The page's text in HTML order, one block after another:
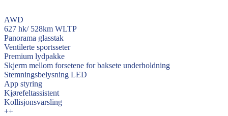
AWD
627 hk/ 528km WLTP
Panorama glasstak
Ventilerte sportsseter
Premium lydpakke
Skjerm mellom forsetene for baksete underholdning
Stemningsbelysning LED
App styring
Kjørefeltassistent
Kollisjonsvarsling
++